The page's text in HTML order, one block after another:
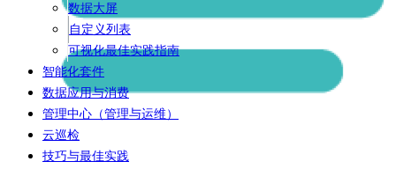
数据大屏
自定义列表
可视化最佳实践指南
智能化套件
数据应用与消费
管理中心（管理与运维）
云巡检
技巧与最佳实践